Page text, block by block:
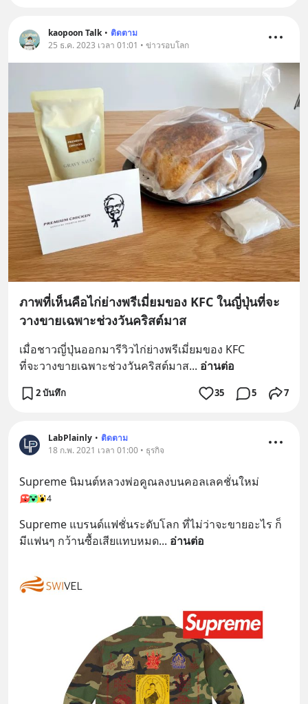
kaopoon Talk • ติดตาม
25 ธ.ค. 2023 เวลา 01:01 • ข่าวรอบโลก
ภาพที่เห็นคือไก่ย่างพรีเมี่ยมของ KFC ในญี่ปุ่นที่จะ
วางขายเฉพาะช่วงวันคริสต์มาส
เมื่อชาวญี่ปุ่นออกมารีวิวไก่ย่างพรีเมี่ยมของ KFC
ที่จะวางขายเฉพาะช่วงวันคริสต์มาส... อ่านต่อ
2 บันทึก 35 5 7
LabPlainly • ติดตาม
18 ก.พ. 2021 เวลา 01:00 • ธุรกิจ
Supreme นิมนต์หลวงพ่อคูณลงบนคอลเลคชั่นใหม่
4
Supreme แบรนด์แฟชั่นระดับโลก ที่ไม่ว่าจะขายอะไร ก็
มีแฟนๆ กว้านซื้อเสียแทบหมด... อ่านต่อ